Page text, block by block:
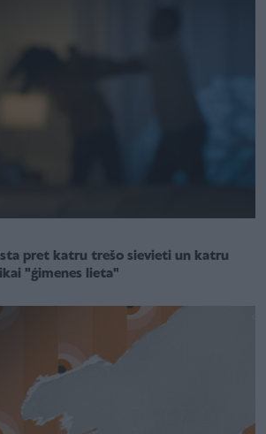
pret katru trešo sievieti un katru
"ģimenes lieta"